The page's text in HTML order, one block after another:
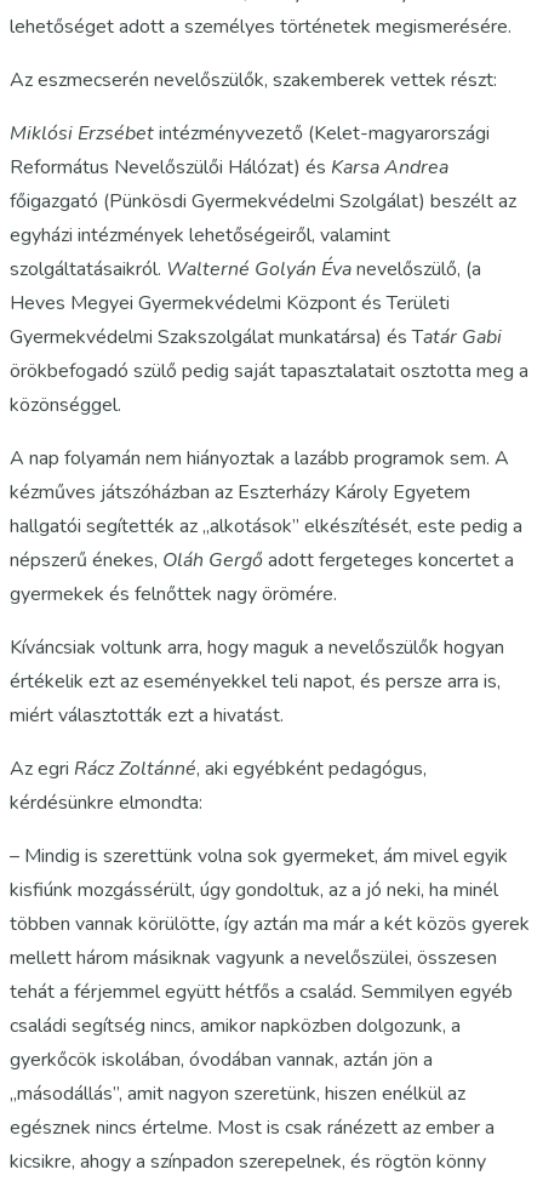
lehetőséget adott a személyes történetek megismerésére.
Az eszmecserén nevelőszülők, szakemberek vettek részt:
Miklósi Erzsébetintézményvezető (Kelet-magyarországi
Református Nevelőszülői Hálózat) és Karsa Andrea
főigazgató (Pünkösdi Gyermekvédelmi Szolgálat) beszélt az
egyházi intézmények lehetőségeiről, valamint
szolgáltatásaikról. Walterné Golyán Évanevelőszülő, (a
Heves Megyei Gyermekvédelmi Központ és Területi
Gyermekvédelmi Szakszolgálat munkatársa) és Tatár Gabi
örökbefogadó szülő pedig saját tapasztalatait osztotta meg a
közönséggel.
A nap folyamán nem hiányoztak a lazább programok sem. A
kézműves játszóházban az Eszterházy Károly Egyetem
hallgatói segítették az „alkotások” elkészítését, este pedig a
népszerű énekes, Oláh Gergőadott fergeteges koncertet a
gyermekek és felnőttek nagy örömére.
Kíváncsiak voltunk arra, hogy maguk a nevelőszülők hogyan
értékelik ezt az eseményekkel teli napot, és persze arra is,
miért választották ezt a hivatást.
Az egri Rácz Zoltánné, aki egyébként pedagógus,
kérdésünkre elmondta:
– Mindig is szerettünk volna sok gyermeket, ám mivel egyik
kisfiúnk mozgássérült, úgy gondoltuk, az a jó neki, ha minél
többen vannak körülötte, így aztán ma már a két közös gyerek
mellett három másiknak vagyunk a nevelőszülei, összesen
tehát a férjemmel együtt hétfős a család. Semmilyen egyéb
családi segítség nincs, amikor napközben dolgozunk, a
gyerkőcök iskolában, óvodában vannak, aztán jön a
„másodállás”, amit nagyon szeretünk, hiszen enélkül az
egésznek nincs értelme. Most is csak ránézett az ember a
kicsikre, ahogy a színpadon szerepelnek, és rögtön könny